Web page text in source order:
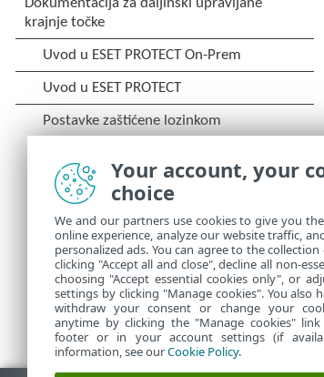
Your account, your
choice
We and our partners use cookies to give you
online experience, analyze our website traffic,
personalized ads. You can agree to the
clicking "Accept all and close", decline all non-
choosing "Accept essential cookies only", or
settings by clicking "Manage cookies". You also
withdraw your consent or change your
anytime by clicking the "Manage cookies"
footer or in your account settings (if
information, see ourCookie Policy.